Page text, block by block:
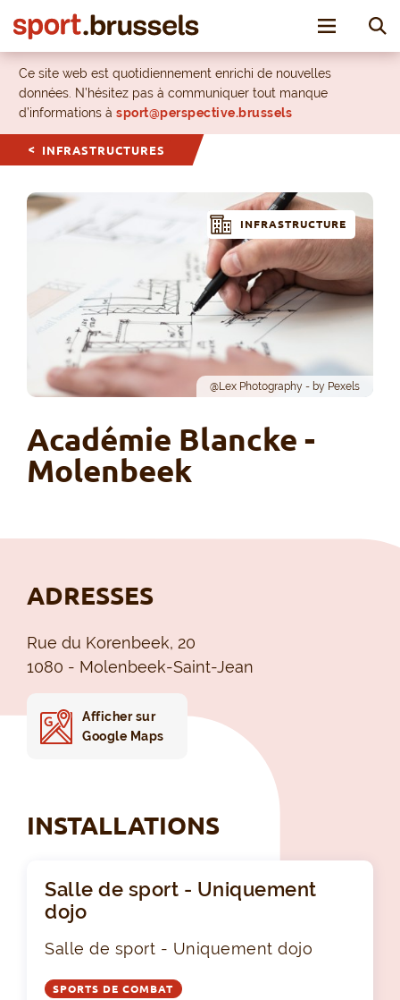
Toggle
Ce site web est quotidiennement enrichi de nouvelles
données. N’hésitez pas à communiquer tout manque
d’informations à sport@perspective.brussels
INFRASTRUCTURES
@Lex Photography - by Pexels
INFRASTRUCTURE
Académie Blancke -
Molenbeek
ADRESSES
Rue du Korenbeek, 20
1080 - Molenbeek-Saint-Jean
Afficher sur
Google Maps
INSTALLATIONS
Salle de sport - Uniquement
dojo
Salle de sport - Uniquement dojo
SPORTS DE COMBAT